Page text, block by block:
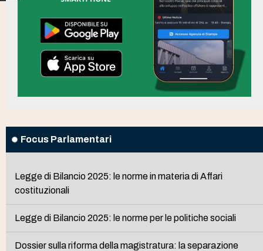
Focus Parlamentari
Legge di Bilancio 2025: le norme in materia di Affari
costituzionali
Legge di Bilancio 2025: le norme per le politiche sociali
Dossier sulla riforma della magistratura: la separazione